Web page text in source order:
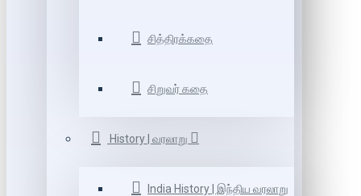
சித்திரக்கதை
சிறுவர் கதை
History | வரலாறு
India History | இந்திய வரலாறு